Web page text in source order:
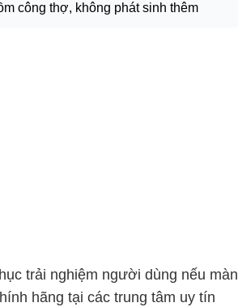
công thợ, không phát sinh thêm
trải nghiệm người dùng nếu màn
hãng tại các trung tâm uy tín